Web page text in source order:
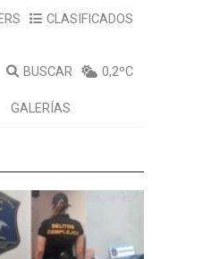
CLASIFICADOS
BUSCAR 0,2ºC
GALERÍAS